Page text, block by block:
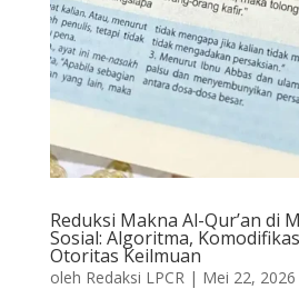
Reduksi Makna Al-Qur’an di
Sosial: Algoritma,
Otoritas Keilmuan
oleh Redaksi LPCR| Mei 22, 2026